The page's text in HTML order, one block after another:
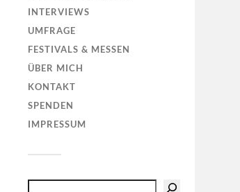
INTERVIEWS
UMFRAGE
FESTIVALS & MESSEN
ÜBER MICH
KONTAKT
SPENDEN
IMPRESSUM